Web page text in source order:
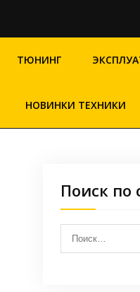
ТЮНИНГ
НОВИНКИ ТЕХНИКИ
Поиск по